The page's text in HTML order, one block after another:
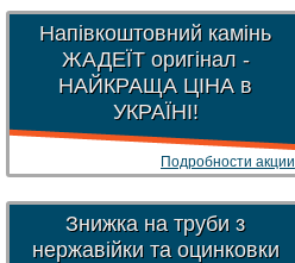
Напівкоштовний камінь
ЖАДЕЇТ оригінал -
НАЙКРАЩА ЦІНА в
УКРАЇНІ!
Подробности акции
Знижка на труби з
нержавійки та оцинковки